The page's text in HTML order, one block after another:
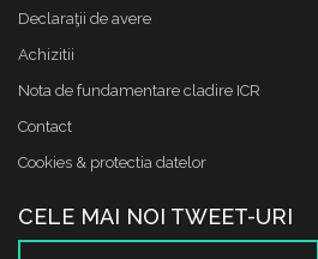
Declaraţii de avere
Achizitii
Nota de fundamentare cladire ICR
Contact
Cookies & protectia datelor
CELE MAI NOI TWEET-URI